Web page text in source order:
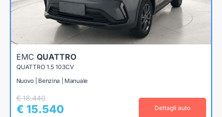
EMC QUATTRO
QUATTRO 1.5 103CV
Nuovo | Benzina | Manuale
€ 18.440
€ 15.540 Dettagli auto